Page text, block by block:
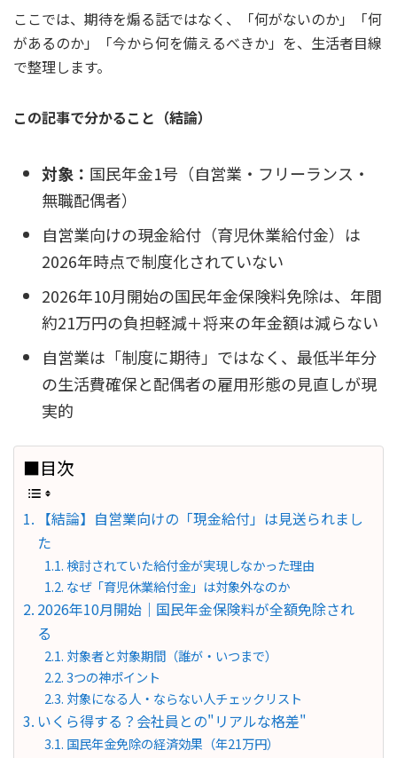
ここでは、期待を煽る話ではなく、「何がないのか」「何
があるのか」「今から何を備えるべきか」を、生活者目線
で整理します。
この記事で分かること（結論）
対象： 国民年金1号（自営業・フリーランス・
無職配偶者）
自営業向けの現金給付（育児休業給付金）は
2026年時点で制度化されていない
2026年10月開始の国民年金保険料免除は、年間
約21万円の負担軽減＋将来の年金額は減らない
自営業は「制度に期待」ではなく、最低半年分
の生活費確保と配偶者の雇用形態の見直しが現
実的
■目次
【結論】自営業向けの「現金給付」は見送られまし
た
検討されていた給付金が実現しなかった理由
なぜ「育児休業給付金」は対象外なのか
2026年10月開始｜国民年金保険料が全額免除され
る
対象者と対象期間（誰が・いつまで）
3つの神ポイント
対象になる人・ならない人チェックリスト
いくら得する？会社員との"リアルな格差"
国民年金免除の経済効果（年21万円）